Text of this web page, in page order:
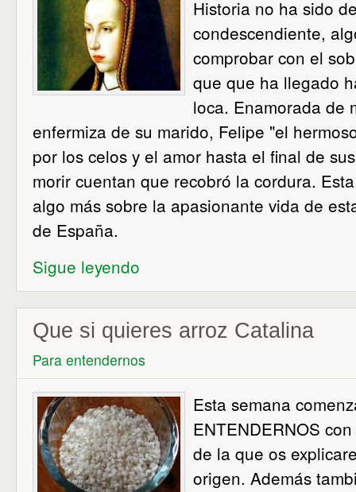
Historia no ha sido
condescendiente,
comprobar con el
que que ha llegado
loca. Enamorada de
enfermiza de su marido, Felipe "el
por los celos y el amor hasta el final de
morir cuentan que recobró la cordura.
algo más sobre la apasionante vida de
de España.
Sigue leyendo
Que si quieres arroz Catalina
Para entendernos
Esta semana
ENTENDERNOS
de la que os
origen. Además